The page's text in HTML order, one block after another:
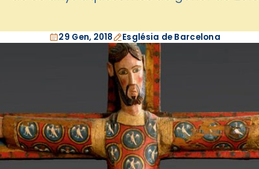
29 Gen, 2018 Església de Barcelona